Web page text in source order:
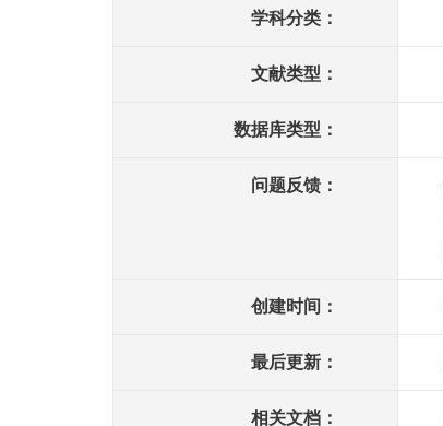
学科分类：
文献类型：
数据库类型：
问题反馈：
创建时间：
最后更新：
相关文档：